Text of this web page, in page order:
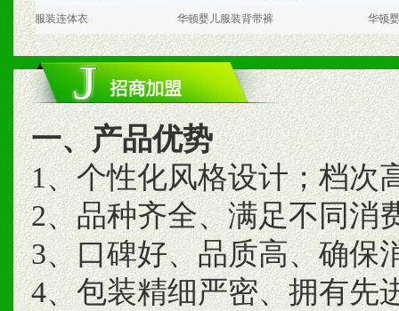
装连体衣 华顿婴儿服装背带裤 华顿婴儿服
一、产品优势
1、个性化风格设计；档次
2、品种齐全、满足不同消
3、口碑好、品质高、确保
4、包装精细严密、拥有先